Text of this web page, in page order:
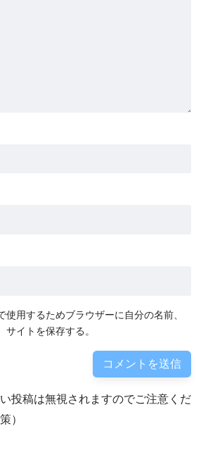
使用するためブラウザーに自分の名前、
サイトを保存する。
投稿は無視されますのでご注意くだ
）